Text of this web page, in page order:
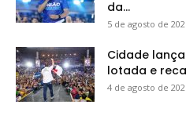
da...
5 de agosto de
Cidade
lotada e
4 de agosto de